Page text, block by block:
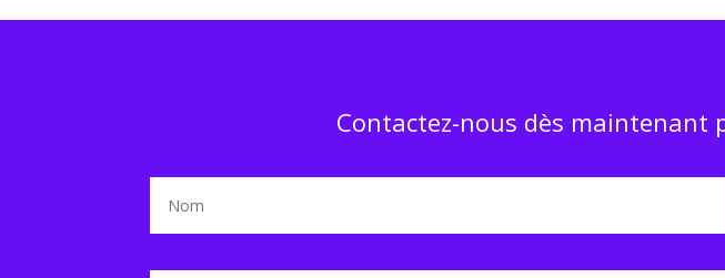
Contactez-nous dès maintenant